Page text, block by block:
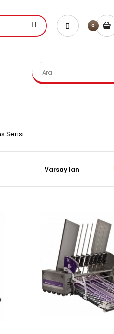
0
Serisi